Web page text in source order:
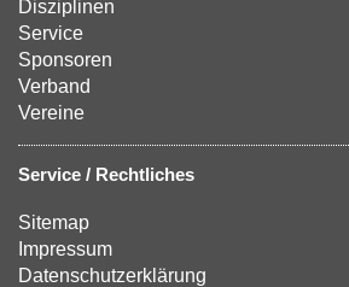
Disziplinen
Service
Sponsoren
Verband
Vereine
Service / Rechtliches
Sitemap
Impressum
Datenschutzerklärung